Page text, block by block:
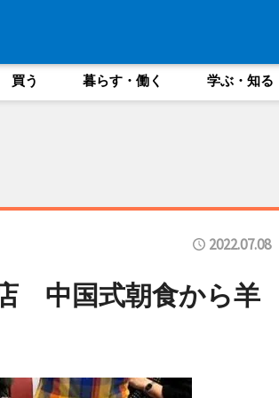
買う 暮らす・働く 学ぶ・知る
2022.07.08
中国式朝食から羊